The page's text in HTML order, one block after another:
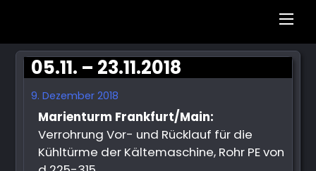
05.11. – 23.11.2018
9. Dezember 2018
Marienturm Frankfurt/Main:
Verrohrung Vor- und Rücklauf für die
Kühltürme der Kältemaschine, Rohr PE von